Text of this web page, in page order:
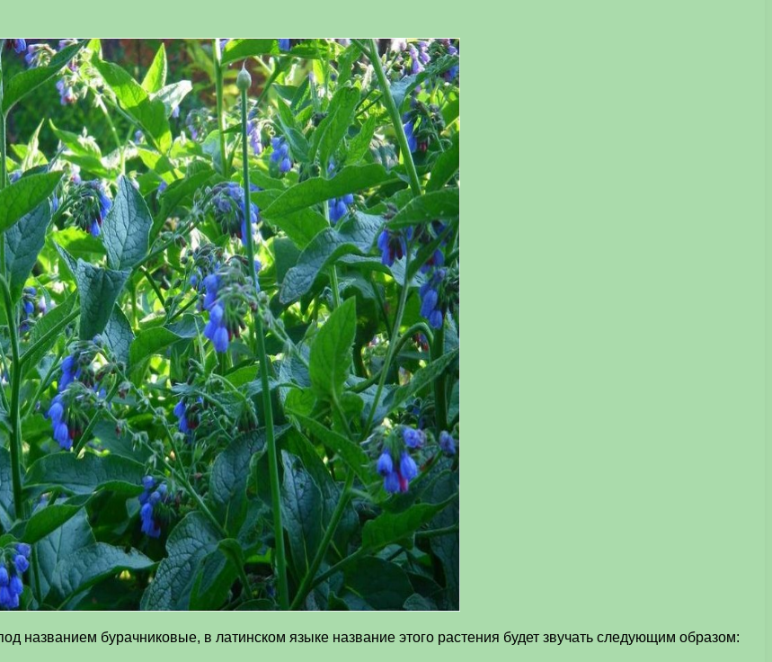
названием бурачниковые, в латинском языке название этого растения будет звучать следующим образом: